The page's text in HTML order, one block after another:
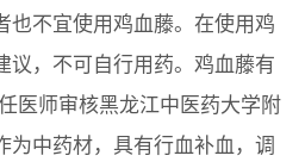
也不宜使用鸡血藤。在使用鸡
议，不可自行用药。鸡血藤有
医师审核黑龙江中医药大学附
为中药材，具有行血补血，调